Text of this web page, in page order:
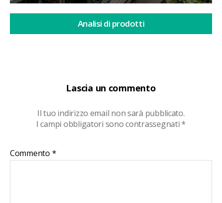
Lascia un commento
Il tuo indirizzo email non sarà pubblicato.
I campi obbligatori sono contrassegnati*
Commento *
Analisi di prodotti